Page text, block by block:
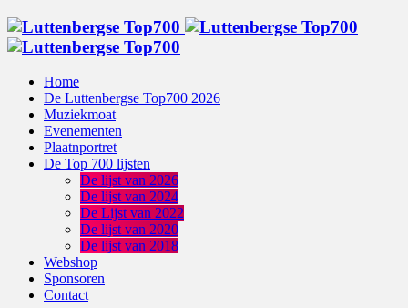
Home
De Luttenbergse Top700 2026
Muziekmoat
Evenementen
Plaatnportret
De Top 700 lijsten
De lijst van 2026
De lijst van 2024
De Lijst van 2022
De lijst van 2020
De lijst van 2018
Webshop
Sponsoren
Contact